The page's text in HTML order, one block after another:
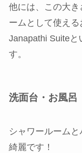
他には、この大
ームとして使え
Janapathi Suiteと
す。
洗面台・お風呂
シャワールームと
綺麗です！